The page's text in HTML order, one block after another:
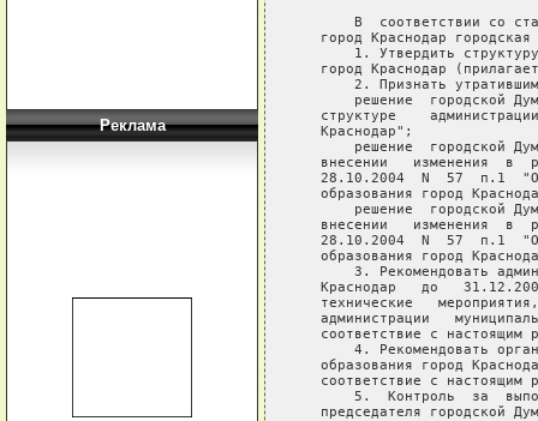
Реклама
В  соответствии со
город Краснодар городская
1. Утвердить
город Краснодар
2. Признать
решение  городской
структуре
   Краснодар";
решение  городской
внесении   изменения  в
28.10.2004  N  57  п.1
образования город
решение  городской
внесении   изменения  в
28.10.2004  N  57  п.1
образования город
3. Рекомендовать
Краснодар   до
технические
администрации
соответствие с настоящим
4. Рекомендовать
образования город
соответствие с настоящим
5.  Контроль  за
председателя городской